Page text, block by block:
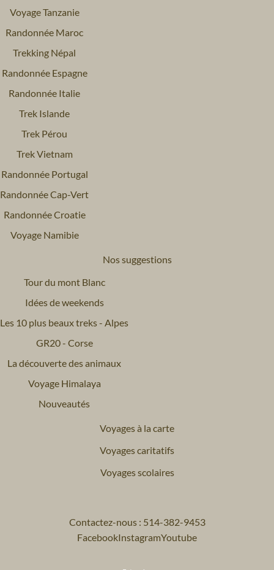
Voyage Tanzanie
Randonnée Maroc
Trekking Népal
Randonnée Espagne
Randonnée Italie
Trek Islande
Trek Pérou
Trek Vietnam
Randonnée Portugal
Randonnée Cap-Vert
Randonnée Croatie
Voyage Namibie
Nos suggestions
Tour du mont Blanc
Idées de weekends
Les 10 plus beaux treks - Alpes
GR20 - Corse
La découverte des animaux
Voyage Himalaya
Nouveautés
Voyages à la carte
Voyages caritatifs
Voyages scolaires
Contactez-nous : 514-382-9453
FacebookInstagramYoutube